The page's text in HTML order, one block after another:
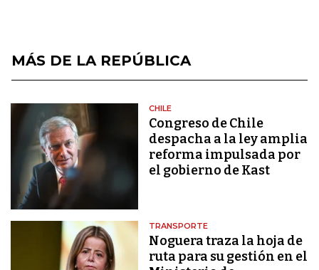
MÁS DE LA REPÚBLICA
CHILE
Congreso de Chile
despacha a la ley amplia
reforma impulsada por
el gobierno de Kast
TRANSPORTE
Noguera traza la hoja de
ruta para su gestión en el